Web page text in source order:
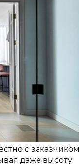
с заказчиком
даже высоту